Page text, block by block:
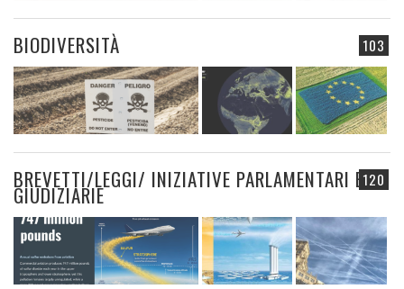
103
BIODIVERSITÀ
120
BREVETTI/LEGGI/ INIZIATIVE PARLAMENTARI E
GIUDIZIARIE